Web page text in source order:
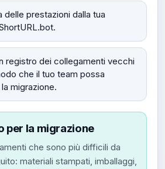
delle prestazioni dalla tua
registro dei collegamenti vecchi
che il tuo team possa
migrazione.
per la migrazione
che sono più difficili da
materiali stampati, imballaggi,